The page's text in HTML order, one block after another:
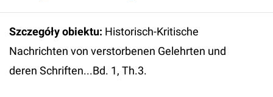
Szczegóły obiektu: Historisch-Kritische
Nachrichten von verstorbenen Gelehrten und
deren Schriften...Bd. 1, Th.3.